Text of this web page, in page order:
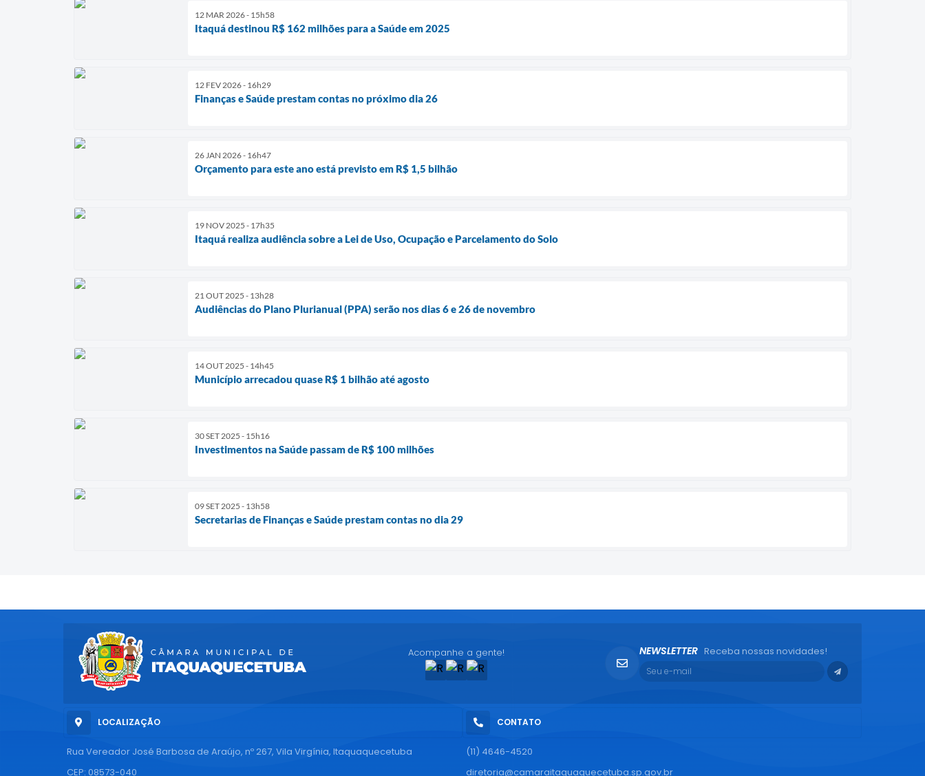
12 MAR 2026 - 15h58
Itaquá destinou R$ 162 milhões para a Saúde em 2025
12 FEV 2026 - 16h29
Finanças e Saúde prestam contas no próximo dia 26
26 JAN 2026 - 16h47
Orçamento para este ano está previsto em R$ 1,5 bilhão
19 NOV 2025 - 17h35
Itaquá realiza audiência sobre a Lei de Uso, Ocupação e Parcelamento do Solo
21 OUT 2025 - 13h28
Audiências do Plano Plurianual (PPA) serão nos dias 6 e 26 de novembro
14 OUT 2025 - 14h45
Município arrecadou quase R$ 1 bilhão até agosto
30 SET 2025 - 15h16
Investimentos na Saúde passam de R$ 100 milhões
09 SET 2025 - 13h58
Secretarias de Finanças e Saúde prestam contas no dia 29
LOCALIZAÇÃO
Rua Vereador José Barbosa de Araújo, nº 267, Vila Virgínia, Itaquaquecetuba
CEP: 08573-040
CONTATO
(11) 4646-4520
diretoria@camaraitaquaquecetuba.sp.gov.br
Acompanhe a gente! NEWSLETTER Receba nossas novidades!